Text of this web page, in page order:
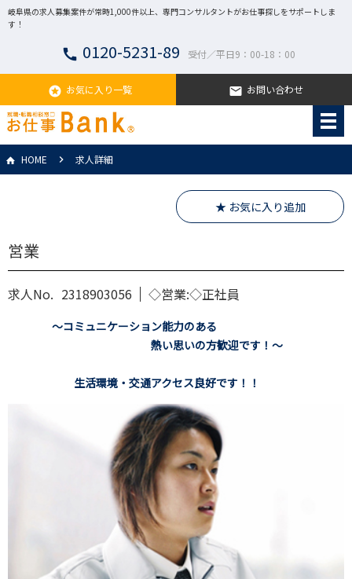
岐阜県の求人募集案件が常時1,000件以上、専門コンサルタントがお仕事探しをサポートしま
す！
call 0120-5231-89 受付／平日9：00-18：00
stars お気に入り一覧 email お問い合わせ
HOME 求人詳細
★ お気に入り追加
営業
求人No. 2318903056 ◇営業:◇正社員
～コミュニケーション能力のある
熱い思いの方歓迎です！～
生活環境・交通アクセス良好です！！